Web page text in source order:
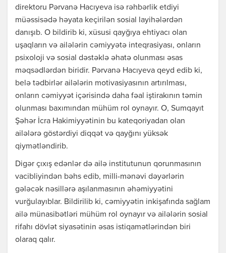
direktoru Pərvanə Hacıyeva isə rəhbərlik etdiyi
müəssisədə həyata keçirilən sosial layihələrdən
danışıb. O bildirib ki, xüsusi qayğıya ehtiyacı olan
uşaqların və ailələrin cəmiyyətə inteqrasiyası, onların
psixoloji və sosial dəstəklə əhatə olunması əsas
məqsədlərdən biridir. Pərvanə Hacıyeva qeyd edib ki,
belə tədbirlər ailələrin motivasiyasının artırılması,
onların cəmiyyət içərisində daha fəal iştirakının təmin
olunması baxımından mühüm rol oynayır. O, Sumqayıt
Şəhər İcra Hakimiyyətinin bu kateqoriyadan olan
ailələrə göstərdiyi diqqət və qayğını yüksək
qiymətləndirib.
Digər çıxış edənlər də ailə institutunun qorunmasının
vacibliyindən bəhs edib, milli-mənəvi dəyərlərin
gələcək nəsillərə aşılanmasının əhəmiyyətini
vurğulayıblar. Bildirilib ki, cəmiyyətin inkişafında sağlam
ailə münasibətləri mühüm rol oynayır və ailələrin sosial
rifahı dövlət siyasətinin əsas istiqamətlərindən biri
olaraq qalır.